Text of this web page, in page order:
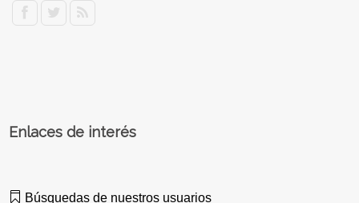
Enlaces de interés
Búsquedas de nuestros usuarios